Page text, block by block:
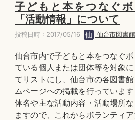
子どもと本をつなぐ
「活動情報」について
投稿日時 : 2017/05/16 仙台市図書館
仙台市内で子どもと本をつなぐ
ている個人または団体等を対象
てリストにし、仙台市の各図書
ムページへの掲載を行っていま
体名や主な活動内容・活動場所
ますので、これからボランティ